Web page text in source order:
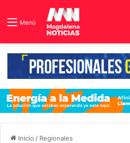
Menú
Inicio / Regionales